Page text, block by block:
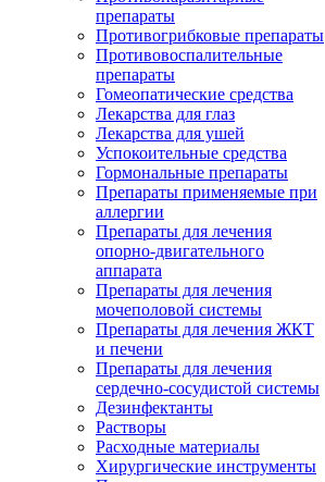
препараты
Противогрибковые препараты
Противовоспалительные
препараты
Гомеопатические средства
Лекарства для глаз
Лекарства для ушей
Успокоительные средства
Гормональные препараты
Препараты применяемые при
аллергии
Препараты для лечения
опорно-двигательного
аппарата
Препараты для лечения
мочеполовой системы
Препараты для лечения ЖКТ
и печени
Препараты для лечения
сердечно-сосудистой системы
Дезинфектанты
Растворы
Расходные материалы
Хирургические инструменты